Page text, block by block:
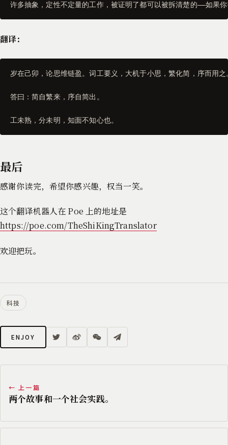
许多抽象，定性不定量的工作，被证明了都可以被拆清楚的——如果
翻译：
岁在己卯，论思维链盈。词工要义，大机于小思，繁化简，序而用之
答曰：简自繁来，序自简出。
工未熟，分未明，知面不知心也。
最后
感谢你读完，希望你感兴趣，权当一笑。
这个翻译机器人在 Poe 上的地址是
https://poe.com/TheShiKingTranslator
欢迎把玩。
科技
ENJOY
← 上一篇
两个故事和一个社会实践。